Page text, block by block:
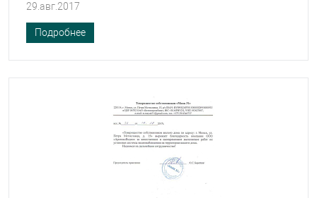
29.авг.2017
Подробнее